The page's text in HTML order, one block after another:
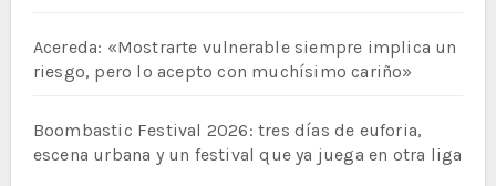
Acereda: «Mostrarte vulnerable siempre implica un
riesgo, pero lo acepto con muchísimo cariño»
Boombastic Festival 2026: tres días de euforia,
escena urbana y un festival que ya juega en otra liga